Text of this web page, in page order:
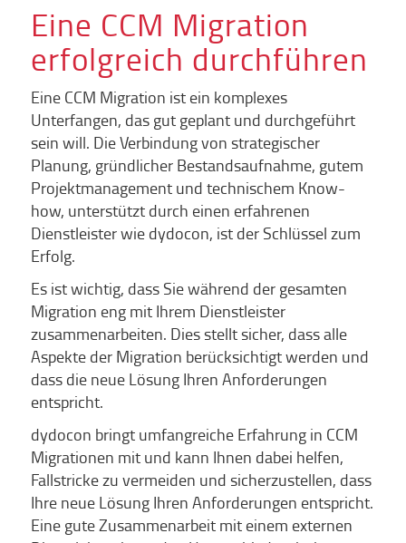
Eine CCM Migration
erfolgreich durchführen
Eine CCM Migration ist ein komplexes
Unterfangen, das gut geplant und durchgeführt
sein will. Die Verbindung von strategischer
Planung, gründlicher Bestandsaufnahme, gutem
Projektmanagement und technischem Know-
how, unterstützt durch einen erfahrenen
Dienstleister wie dydocon, ist der Schlüssel zum
Erfolg.
Es ist wichtig, dass Sie während der gesamten
Migration eng mit Ihrem Dienstleister
zusammenarbeiten. Dies stellt sicher, dass alle
Aspekte der Migration berücksichtigt werden und
dass die neue Lösung Ihren Anforderungen
entspricht.
dydocon bringt umfangreiche Erfahrung in CCM
Migrationen mit und kann Ihnen dabei helfen,
Fallstricke zu vermeiden und sicherzustellen, dass
Ihre neue Lösung Ihren Anforderungen entspricht.
Eine gute Zusammenarbeit mit einem externen